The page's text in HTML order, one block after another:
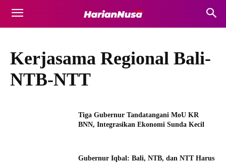
Kerjasama Regional Bali-
NTB-NTT
Tiga Gubernur Tandatangani MoU KR
BNN, Integrasikan Ekonomi Sunda Kecil
Gubernur Iqbal: Bali, NTB, dan NTT Harus